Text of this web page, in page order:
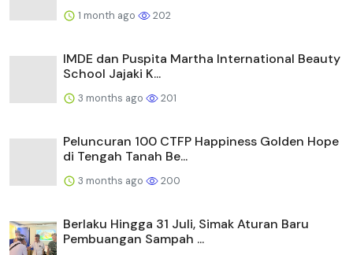
1 month ago 202
IMDE dan Puspita Martha International Beauty
School Jajaki K...
3 months ago 201
Peluncuran 100 CTFP Happiness Golden Hope
di Tengah Tanah Be...
3 months ago 200
Berlaku Hingga 31 Juli, Simak Aturan Baru
Pembuangan Sampah ...